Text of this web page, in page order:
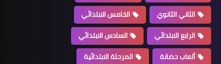
الثاني الثانوي
الخامس الابتدائي
الرابع الابتدائي
السادس الابتدائي
ألعاب حضانة
المرحلة الابتدائية